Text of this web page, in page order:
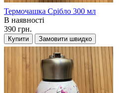
Термочашка Срібло 300 мл
В наявності
390 грн.
Купити Замовити швидко